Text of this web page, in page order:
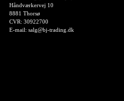
Håndværkervej 10
8881 Thorsø
CVR: 30922700
E-mail: salg@bj-trading.dk